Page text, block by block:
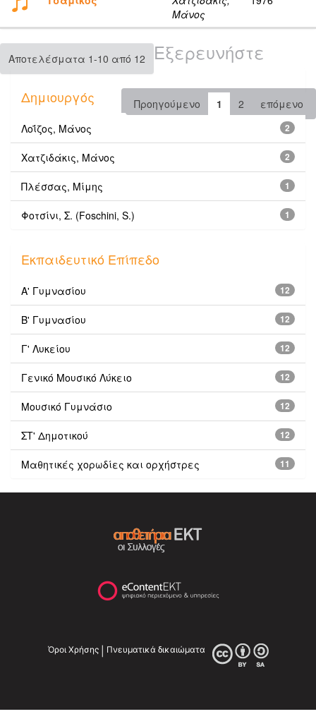
Μάνος
Αποτελέσματα 1-10 από 12
Προηγούμενο 1 2 επόμενο
Εξερευνήστε
Δημιουργός
2
Λοΐζος, Μάνος
2
Χατζιδάκις, Μάνος
1
Πλέσσας, Μίμης
1
Φοτσίνι, Σ. (Foschini, S.)
Εκπαιδευτικό Επίπεδο
12
Α' Γυμνασίου
12
Β' Γυμνασίου
12
Γ' Λυκείου
12
Γενικό Μουσικό Λύκειο
12
Μουσικό Γυμνάσιο
12
ΣΤ' Δημοτικού
11
Μαθητικές χορωδίες και ορχήστρες